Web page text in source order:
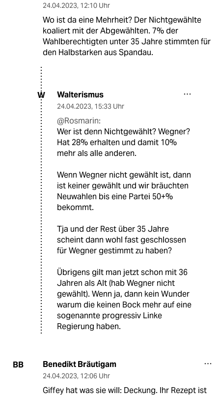
24.04.2023, 12:10 Uhr
Wo ist da eine Mehrheit? Der Nichtgewählte
koaliert mit der Abgewählten. 7% der
Wahlberechtigten unter 35 Jahre stimmten für
den Halbstarken aus Spandau.
W Walterismus
24.04.2023, 15:33 Uhr
@Rosmarin:
Wer ist denn Nichtgewählt? Wegner?
Hat 28% erhalten und damit 10%
mehr als alle anderen.
Wenn Wegner nicht gewählt ist, dann
ist keiner gewählt und wir bräuchten
Neuwahlen bis eine Partei 50+%
bekommt.
Tja und der Rest über 35 Jahre
scheint dann wohl fast geschlossen
für Wegner gestimmt zu haben?
Übrigens gilt man jetzt schon mit 36
Jahren als Alt (hab Wegner nicht
gewählt). Wenn ja, dann kein Wunder
warum die keinen Bock mehr auf eine
sogenannte progressiv Linke
Regierung haben.
BB Benedikt Bräutigam
24.04.2023, 12:06 Uhr
Giffey hat was sie will: Deckung. Ihr Rezept ist